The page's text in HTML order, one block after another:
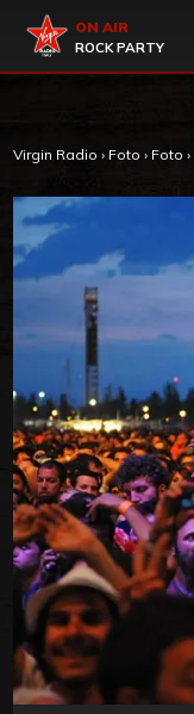
Virgin Radio
ON AIR
ROCK PARTY
Virgin Radio › Foto › Foto ›